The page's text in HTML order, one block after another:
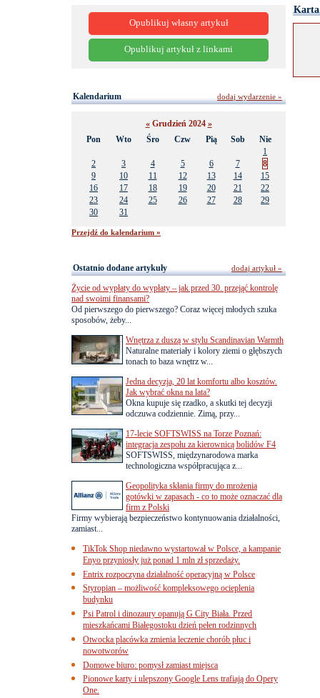
Karta
Opublikuj własny artykuł
Opublikuj artykuł z linkami
Kalendarium
«Grudzień 2024 »
Pon
Wto Śro Czw Pią Sob
Nie
1
2
3 4 5 6 7
8
9
10 11 12 13 14
15
16
17 18 19 20 21
22
23
24 25 26 27 28
29
30
31
Przejdź do kalendarium »
dodaj wydarzenie »
Ostatnio dodane artykuły
Życie od wypłaty do wypłaty – jak przed 30. przejąć kontrolę
nad swoimi finansami?
Od pierwszego do pierwszego? Coraz więcej młodych szuka
sposobów, żeby...
Wnętrza z duszą w stylu Scandinavian Warmth
Naturalne materiały i kolory ziemi o głębszych
tonach to baza wnętrz w...
Jedna decyzja, 20 lat komfortu albo kosztów.
Jak wybrać okna na lata?
Okna kupuje się rzadko, a skutki tej decyzji
odczuwa codziennie. Zimą, przy...
17-lecie SOFTSWISS na Torze Poznań:
integracja zespołu za kierownicą bolidów F4
SOFTSWISS, międzynarodowa marka
technologiczna współpracująca z...
Geopolityka skłania firmy do mrożenia
gotówki w zapasach - co to może oznaczać dla
firm z Polski
Firmy wybierają bezpieczeństwo kontynuowania działalności,
zamiast...
TikTok Shop niedawno wystartował w Polsce, a kampanie
Enyo przyniosły już ponad 1 mln zł sprzedaży.
Entrix rozpoczyna działalność operacyjną w Polsce
Styropian – możliwość kompleksowego ocieplenia
budynku
Psi Patrol i dinozaury opanują G City Biała. Przed
mieszkańcami Białegostoku dzień pełen rodzinnych
Otwocka placówka zmienia leczenie chorób płuc i
nowotworów
Domowe biuro: pomysł zamiast miejsca
Pionowe karty i ulepszony Google Lens trafiają do Opery
One.
dodaj artykuł »